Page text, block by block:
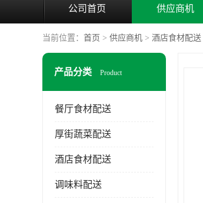
公司首页 供应商机
当前位置： 首页 > 供应商机 > 酒店食材配送
产品分类 Product
餐厅食材配送
厚街蔬菜配送
酒店食材配送
调味料配送